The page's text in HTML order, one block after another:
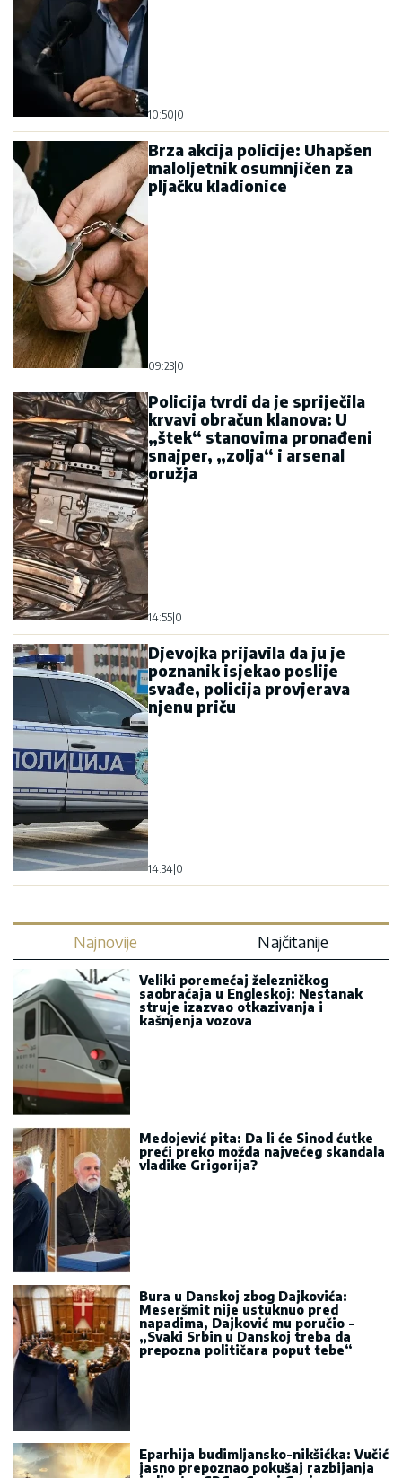
10:50 0
Brza akcija policije: Uhapšen
maloljetnik osumnjičen za
pljačku kladionice
09:23 0
Policija tvrdi da je spriječila
krvavi obračun klanova: U
„štek“ stanovima pronađeni
snajper, „zolja“ i arsenal
oružja
14:55 0
Djevojka prijavila da ju je
poznanik isjekao poslije
svađe, policija provjerava
njenu priču
14:34 0
Najnovije Najčitanije
Veliki poremećaj železničkog
saobraćaja u Engleskoj: Nestanak
struje izazvao otkazivanja i
kašnjenja vozova
Medojević pita: Da li će Sinod ćutke
preći preko možda najvećeg skandala
vladike Grigorija?
Bura u Danskoj zbog Dajkovića:
Meseršmit nije ustuknuo pred
napadima, Dajković mu poručio -
„Svaki Srbin u Danskoj treba da
prepozna političara poput tebe“
Eparhija budimljansko-nikšićka: Vučić
jasno prepoznao pokušaj razbijanja